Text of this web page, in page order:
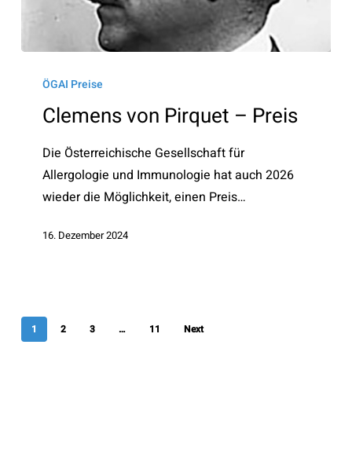
Pirquet
Preis
ÖGAI Preise
Clemens von Pirquet – Preis
Die Österreichische Gesellschaft für
Allergologie und Immunologie hat auch 2026
wieder die Möglichkeit, einen Preis…
16. Dezember 2024
1 2 3 … 11 Next